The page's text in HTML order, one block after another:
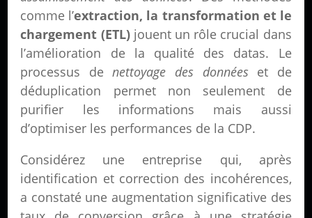
comme l’extraction, la transformation et le
chargement (ETL)jouent un rôle crucial dans
l’amélioration de la qualité des datas. Le
processus denettoyage des données et de
déduplication permet non seulement de
purifier les informations mais aussi
d’optimiser les performances de la CDP.
Considérez une entreprise qui, après
identification et correction des incohérences,
a constaté une augmentation significative des